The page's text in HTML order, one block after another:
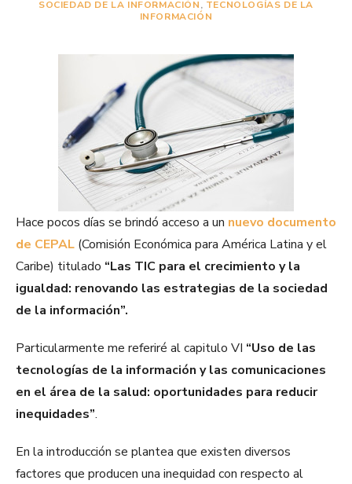
SOCIEDAD DE LA INFORMACIÓN, TECNOLOGÍAS DE LA
INFORMACIÓN
Hace pocos días se brindó acceso a un nuevo documento
de CEPAL (Comisión Económica para América Latina y el
Caribe) titulado “Las TIC para el crecimiento y la
igualdad: renovando las estrategias de la sociedad
de la información”.
Particularmente me referiré al capitulo VI “Uso de las
tecnologías de la información y las comunicaciones
en el área de la salud: oportunidades para reducir
inequidades”.
En la introducción se plantea que existen diversos
factores que producen una inequidad con respecto al